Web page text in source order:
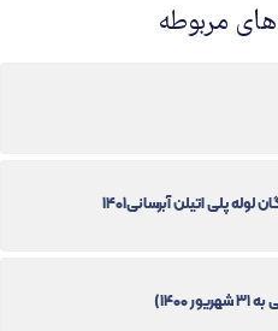
مربوطه
پلی اتیلن آبرسانی1401